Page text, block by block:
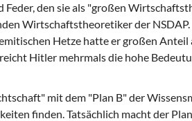
den sie als "großen
Wirtschaftstheoretiker der
Hetze hatte er großen Anteil
Hitler mehrmals die hohe
mit dem "Plan B" der
finden. Tatsächlich macht der